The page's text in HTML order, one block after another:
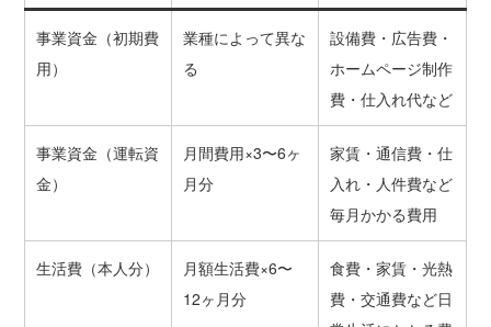
事業資金（初期費
用）
業種によって異な
る
設備費・広告費・
ホームページ制作
費・仕入れ代など
事業資金（運転資
金）
月間費用×3〜6ヶ
月分
家賃・通信費・仕
入れ・人件費など
毎月かかる費用
生活費（本人分）
月額生活費×6〜
12ヶ月分
食費・家賃・光熱
費・交通費など日